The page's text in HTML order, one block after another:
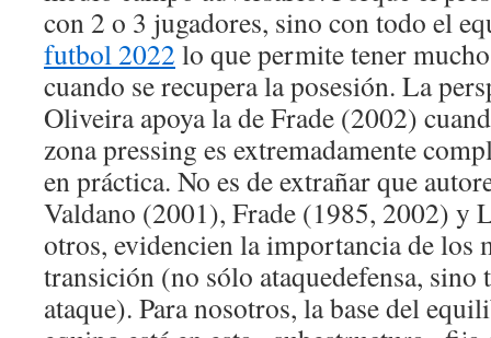
con 2 o 3 jugadores, sino con todo el
futbol 2022 lo que permite tener
cuando se recupera la posesión. La
Oliveira apoya la de Frade (2002)
zona pressing es extremadamente
en práctica. No es de extrañar que
Valdano (2001), Frade (1985, 2002) y
otros, evidencien la importancia de los
transición (no sólo ataquedefensa, sino
ataque). Para nosotros, la base del